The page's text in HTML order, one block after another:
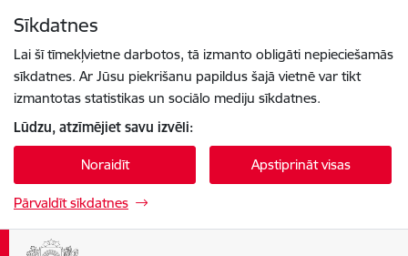
Sīkdatnes
Lai šī tīmekļvietne darbotos, tā izmanto obligāti nepieciešamās
sīkdatnes. Ar Jūsu piekrišanu papildus šajā vietnē var tikt
izmantotas statistikas un sociālo mediju sīkdatnes.
Lūdzu, atzīmējiet savu izvēli:
Noraidīt Apstiprināt visas
Pārvaldīt sīkdatnes